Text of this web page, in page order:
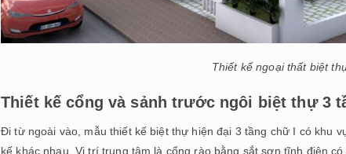
Thiết kế ngoại thất biệt
Thiết kế cổng và sảnh trước ngôi biệt thự 3
Đi từ ngoài vào, mẫu thiết kế biệt thự hiện đại 3 tầng chữ I có khu
kế khác nhau. Vị trí trung tâm là cổng rào bằng sắt sơn tĩnh điện